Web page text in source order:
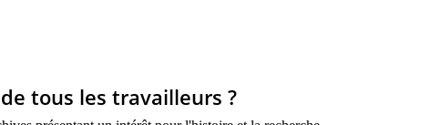
tous les travailleurs ?